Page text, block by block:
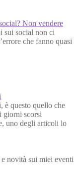
Non vendere
sui social non ci
che fanno quasi
è questo quello che
giorni scorsi
uno degli articoli lo
novità sui miei eventi